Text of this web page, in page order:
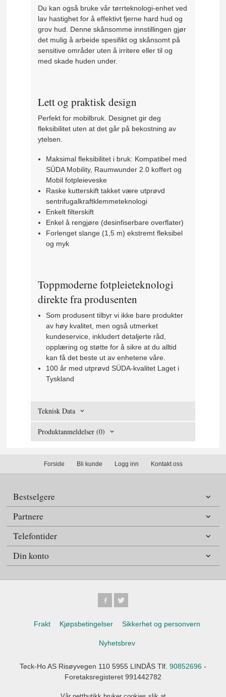
Du kan også bruke vår tørrteknologi-enhet ved
lav hastighet for å effektivt fjerne hard hud og
grov hud. Denne skånsomme innstillingen gjør
det mulig å arbeide spesifikt og skånsomt på
sensitive områder uten å irritere eller til og
med skade huden under.
Lett og praktisk design
Perfekt for mobilbruk. Designet gir deg
fleksibilitet uten at det går på bekostning av
ytelsen.
Maksimal fleksibilitet i bruk: Kompatibel med
SÜDA Mobility, Raumwunder 2.0 koffert og
Mobil fotpleieveske
Raske kutterskift takket være utprøvd
sentrifugalkraftklemmeteknologi
Enkelt filterskift
Enkel å rengjøre (desinfiserbare overflater)
Forlenget slange (1,5 m) ekstremt fleksibel
og myk
Toppmoderne fotpleieteknologi
direkte fra produsenten
Som produsent tilbyr vi ikke bare produkter
av høy kvalitet, men også utmerket
kundeservice, inkludert detaljerte råd,
opplæring og støtte for å sikre at du alltid
kan få det beste ut av enhetene våre.
100 år med utprøvd SÜDA-kvalitet Laget i
Tyskland
Teknisk Data
Produktanmeldelser (0)
Forside Bli kunde Logg inn Kontakt oss
Bestselgere
Partnere
Telefontider
Din konto
Frakt Kjøpsbetingelser Sikkerhet og personvern
Nyhetsbrev
Teck-Ho AS Risøyvegen 110 5955 LINDÅS Tlf. 90852696 -
Foretaksregisteret 991442782